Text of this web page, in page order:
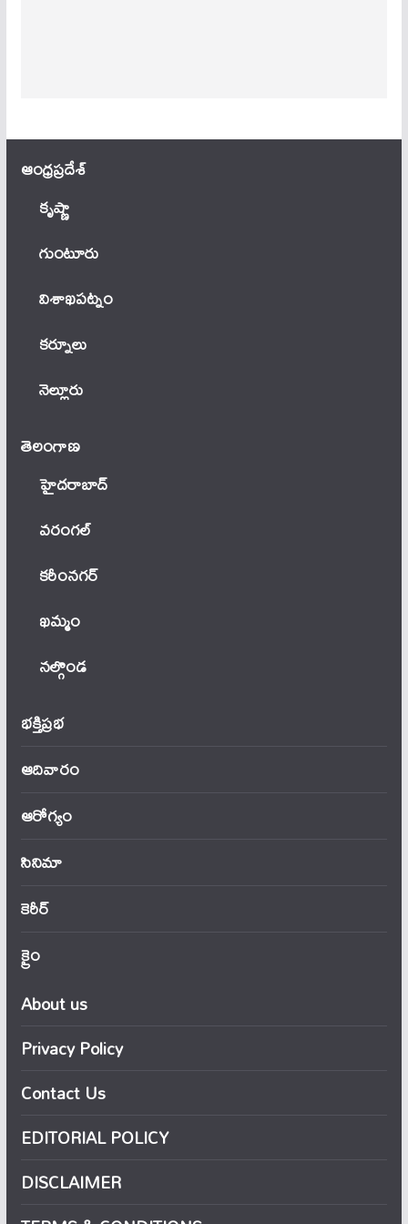
ఆంధ్ర‌ప్ర‌దేశ్
కృష్ణా
గుంటూరు
విశాఖపట్నం
కర్నూలు
నెల్లూరు
తెలంగాణ‌
హైదరాబాద్
వ‌రంగ‌ల్
కరీంనగర్
ఖ‌మ్మం
నల్గొండ
భక్తిప్రభ
ఆదివారం
ఆరోగ్యం
సినిమా
కెరీర్
క్రైం
About us
Privacy Policy
Contact Us
EDITORIAL POLICY
DISCLAIMER